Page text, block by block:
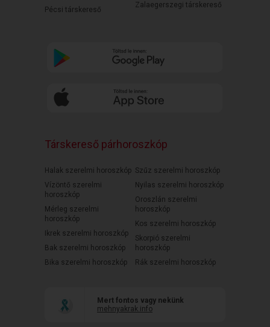
Pécsi társkereső
Zalaegerszegi társkereső
Társkereső párhoroszkóp
Halak szerelmi horoszkóp
Vízöntő szerelmi
horoszkóp
Mérleg szerelmi
horoszkóp
Ikrek szerelmi horoszkóp
Bak szerelmi horoszkóp
Bika szerelmi horoszkóp
Szűz szerelmi horoszkóp
Nyilas szerelmi horoszkóp
Oroszlán szerelmi
horoszkóp
Kos szerelmi horoszkóp
Skorpió szerelmi
horoszkóp
Rák szerelmi horoszkóp
Mert fontos vagy nekünk
mehnyakrak.info